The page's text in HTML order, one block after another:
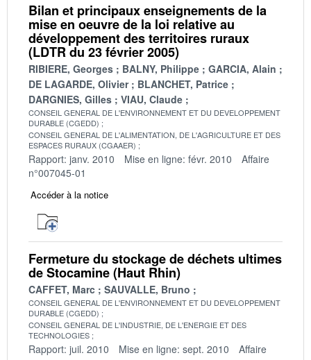
Bilan et principaux enseignements de la
mise en oeuvre de la loi relative au
développement des territoires ruraux
(LDTR du 23 février 2005)
RIBIERE, Georges BALNY, Philippe
GARCIA, Alain
DE LAGARDE, Olivier
BLANCHET, Patrice
DARGNIES, Gilles
VIAU, Claude
CONSEIL GENERAL DE L'ENVIRONNEMENT ET DU DEVELOPPEMENT
DURABLE (CGEDD)
CONSEIL GENERAL DE L'ALIMENTATION, DE L'AGRICULTURE ET DES
ESPACES RURAUX (CGAAER)
Rapport: janv. 2010 Mise en ligne: févr. 2010
Affaire
n°007045-01
Accéder à la notice
Fermeture du stockage de déchets ultimes
de Stocamine (Haut Rhin)
CAFFET, Marc SAUVALLE, Bruno
CONSEIL GENERAL DE L'ENVIRONNEMENT ET DU DEVELOPPEMENT
DURABLE (CGEDD)
CONSEIL GENERAL DE L'INDUSTRIE, DE L'ENERGIE ET DES
TECHNOLOGIES
Rapport: juil. 2010 Mise en ligne: sept. 2010
Affaire